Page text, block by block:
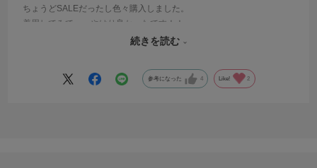
ちょうどSALEだったし色々購入しました。
着用してみて、、やはり良かったです！！
続きを読む
参考になった 4 Like! 2